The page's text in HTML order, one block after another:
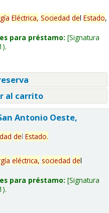
Eléctrica, Sociedad del Estado,
para préstamo: Signatura
al carrito
Antonio Oeste,
del Estado.
eléctrica, sociedad del
para préstamo: Signatura